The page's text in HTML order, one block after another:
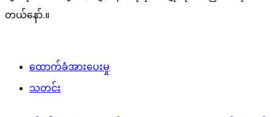
တယ်နော်.။
ထောက်ခံအားပေးမှု
သတင်း